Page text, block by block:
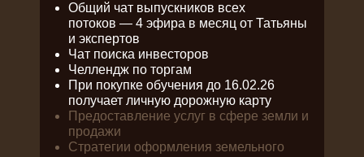
Общий чат выпускников всех
потоков — 4 эфира в месяц от Татьяны
и экспертов
Чат поиска инвесторов
Челлендж по торгам
При покупке обучения до 16.02.26
получает личную дорожную карту
Предоставление услуг в сфере земли и
продажи
Стратегии оформления земельного